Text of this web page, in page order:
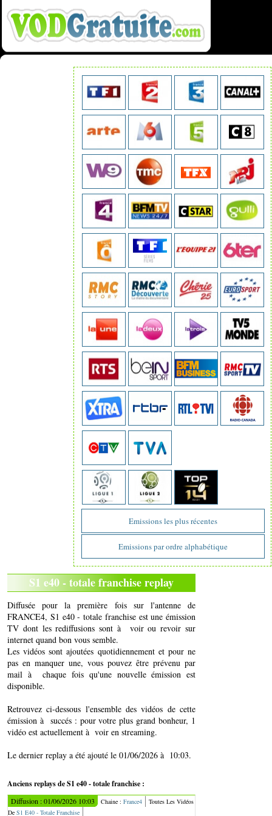
Emissions les plus récentes
Emissions par ordre alphabétique
S1 e40 - totale franchise replay
Diffusée pour la première fois sur l'antenne de
FRANCE4, S1 e40 - totale franchise est une émission
TV dont les rediffusions sont à voir ou revoir sur
internet quand bon vous semble.
Les vidéos sont ajoutées quotidiennement et pour ne
pas en manquer une, vous pouvez être prévenu par
mail à chaque fois qu'une nouvelle émission est
disponible.
Retrouvez ci-dessous l'ensemble des vidéos de cette
émission à succés : pour votre plus grand bonheur, 1
vidéo est actuellement à voir en streaming.
Le dernier replay a été ajouté le 01/06/2026 à 10:03.
Anciens replays de S1 e40 - totale franchise :
Diffusion : 01/06/2026 10:03 Chaine : France4
Toutes Les Vidéos
De S1 E40 - Totale Franchise